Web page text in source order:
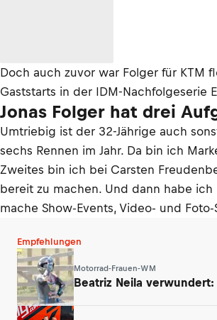
Doch auch zuvor war Folger für KTM
Gaststarts in der IDM-Nachfolgeserie
Jonas Folger hat drei
Umtriebig ist der 32-Jährige auch
sechs Rennen im Jahr. Da bin ich
Zweites bin ich bei Carsten
bereit zu machen. Und dann habe
mache Show-Events, Video- und
Empfehlungen
Motorrad-Frauen-WM
Beatriz Neila